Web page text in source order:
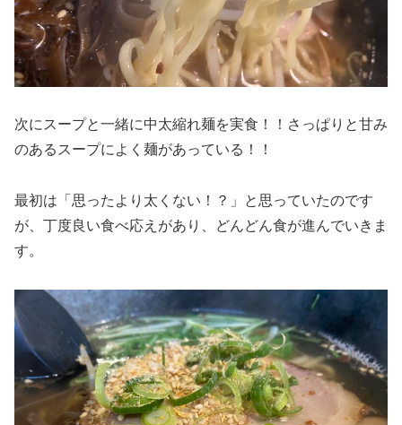
次にスープと一緒に中太縮れ麺を実食！！さっぱりと甘み
のあるスープによく麺があっている！！
最初は「思ったより太くない！？」と思っていたのです
が、丁度良い食べ応えがあり、どんどん食が進んでいきま
す。